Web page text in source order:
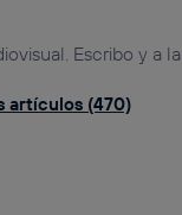
Escribo y a
artículos (470)